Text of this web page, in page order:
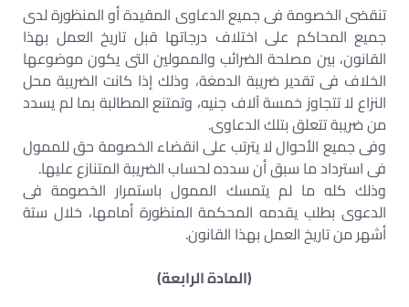
تنقضى الخصومة فى جميع الدعاوى المقيدة أو المنظورة لدى
جميع المحاكم على اختلاف درجاتها قبل تاريخ العمل بهذا
القانون، بين مصلحة الضرائب والممولين التى يكون موضوعها
الخلاف فى تقدير ضريبة الدمغة، وذلك إذا كانت الضريبة محل
النزاع لا تتجاوز خمسة آلاف جنيه، وتمتنع المطالبة بما لم يسدد
من ضريبة تتعلق بتلك الدعاوى.
وفى جميع الأحوال لا يترتب على انقضاء الخصومة حق للممول
فى استرداد ما سبق أن سدده لحساب الضريبة المتنازع عليها.
وذلك كله ما لم يتمسك الممول باستمرار الخصومة فى
الدعوى بطلب يقدمه المحكمة المنظورة أمامها، خلال ستة
أشهر من تاريخ العمل بهذا القانون.
(المادة الرابعة)